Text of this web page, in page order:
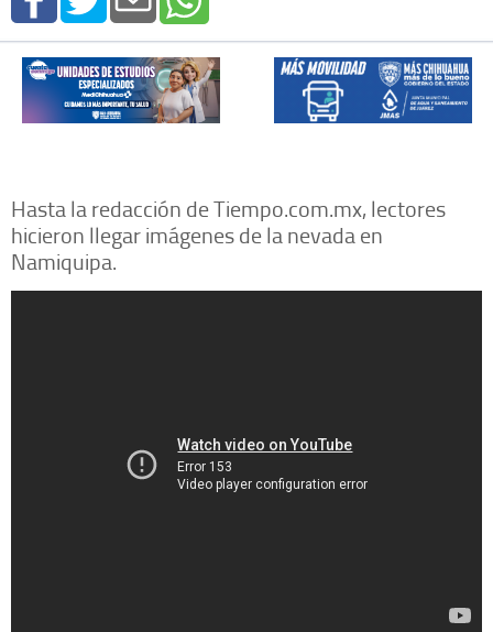
Hasta la redacción de Tiempo.com.mx, lectores
hicieron llegar imágenes de la nevada en
Namiquipa.